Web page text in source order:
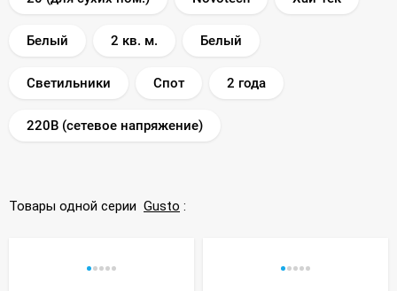
Белый 2 кв. м. Белый
Светильники Спот 2 года
220В (сетевое напряжение)
Товары одной серии Gusto :